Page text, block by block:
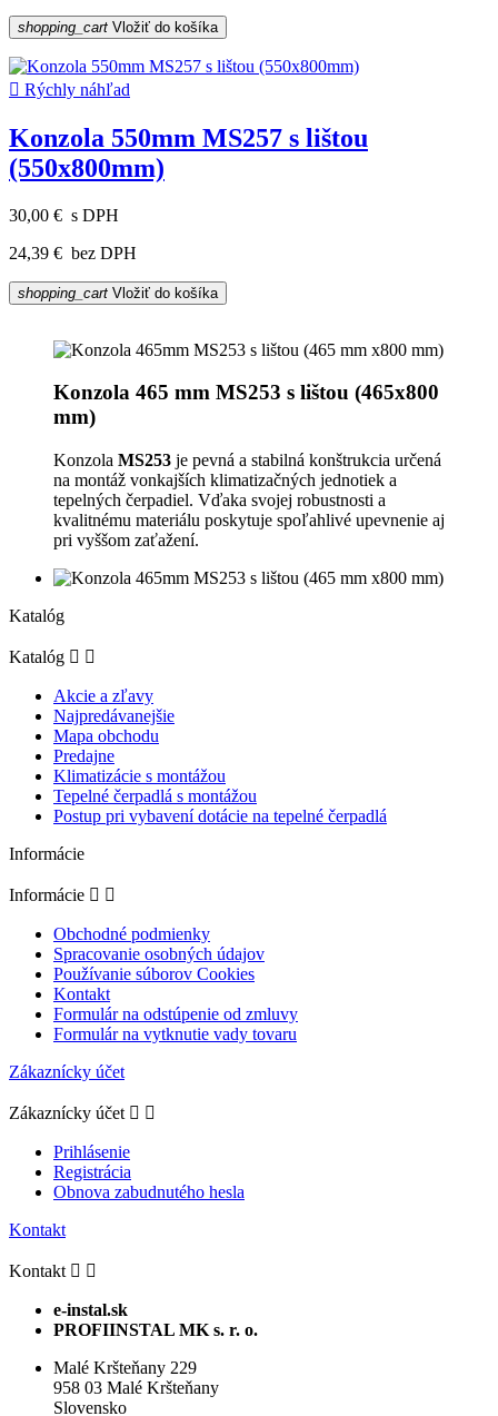
shopping_cart Vložiť do košíka
 Rýchly náhľad
Konzola 550mm MS257 s lištou
(550x800mm)
30,00 € s DPH
24,39 € bez DPH
shopping_cart Vložiť do košíka
Konzola 465 mm MS253 s lištou (465x800
mm)
Konzola MS253 je pevná a stabilná konštrukcia určená
na montáž vonkajších klimatizačných jednotiek a
tepelných čerpadiel. Vďaka svojej robustnosti a
kvalitnému materiálu poskytuje spoľahlivé upevnenie aj
pri vyššom zaťažení.
Katalóg
Katalóg  
Akcie a zľavy
Najpredávanejšie
Mapa obchodu
Predajne
Klimatizácie s montážou
Tepelné čerpadlá s montážou
Postup pri vybavení dotácie na tepelné čerpadlá
Informácie
Informácie  
Obchodné podmienky
Spracovanie osobných údajov
Používanie súborov Cookies
Kontakt
Formulár na odstúpenie od zmluvy
Formulár na vytknutie vady tovaru
Zákaznícky účet
Zákaznícky účet  
Prihlásenie
Registrácia
Obnova zabudnutého hesla
Kontakt
Kontakt  
e-instal.sk
PROFIINSTAL MK s. r. o.
Malé Kršteňany 229
958 03 Malé Kršteňany
Slovensko